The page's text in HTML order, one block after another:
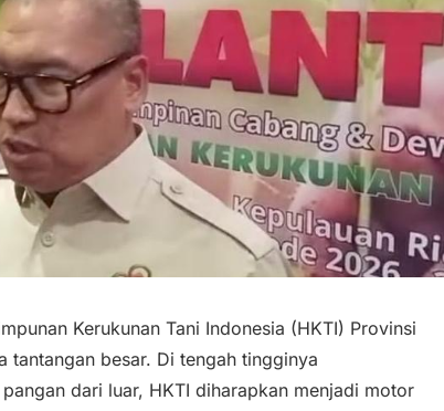
Kerukunan Tani Indonesia (HKTI) Provinsi
tantangan besar. Di tengah tingginya
dari luar, HKTI diharapkan menjadi motor